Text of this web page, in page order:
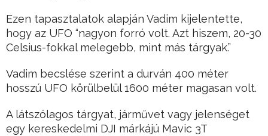
Ezen tapasztalatok alapján Vadim kijelentette,
hogy az UFO “nagyon forró volt. Azt hiszem, 20-30
Celsius-fokkal melegebb, mint más tárgyak.”
Vadim becslése szerint a durván 400 méter
hosszú UFO körülbelül 1600 méter magasan volt.
A látszólagos tárgyat, járművet vagy jelenséget
egy kereskedelmi DJI márkájú Mavic 3T